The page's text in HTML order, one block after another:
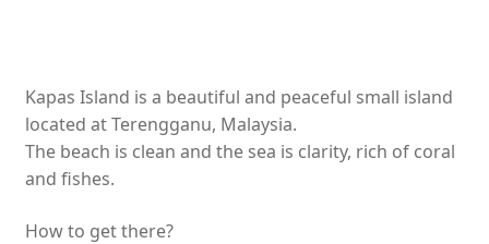
Kapas Island is a beautiful and peaceful small island
located at Terengganu, Malaysia.
The beach is clean and the sea is clarity, rich of coral
and fishes.
How to get there?